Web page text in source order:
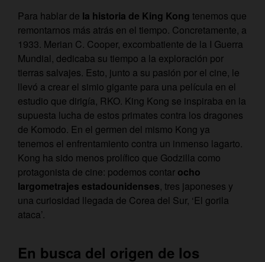
Para hablar de la historia de King Kong tenemos que
remontarnos más atrás en el tiempo. Concretamente, a
1933. Merian C. Cooper, excombatiente de la I Guerra
Mundial, dedicaba su tiempo a la exploración por
tierras salvajes. Esto, junto a su pasión por el cine, le
llevó a crear el simio gigante para una película en el
estudio que dirigía, RKO. King Kong se inspiraba en la
supuesta lucha de estos primates contra los dragones
de Komodo. En el germen del mismo Kong ya
tenemos el enfrentamiento contra un inmenso lagarto.
Kong ha sido menos prolífico que Godzilla como
protagonista de cine: podemos contar ocho
largometrajes estadounidenses, tres japoneses y
una curiosidad llegada de Corea del Sur, ‘El gorila
ataca’.
En busca del origen de los